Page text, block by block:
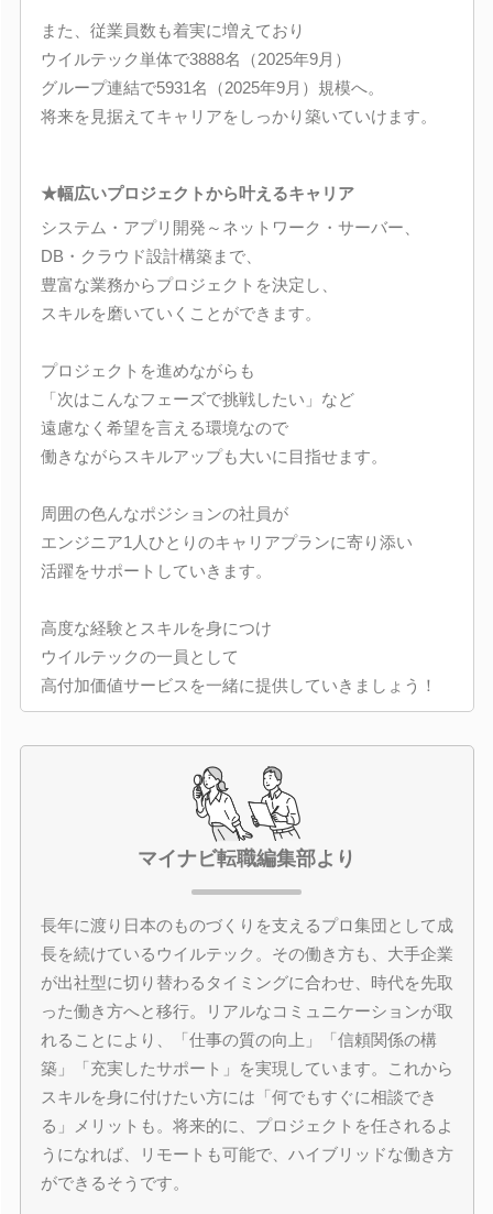
また、従業員数も着実に増えており
ウイルテック単体で3888名（2025年9月）
グループ連結で5931名（2025年9月）規模へ。
将来を見据えてキャリアをしっかり築いていけます。
★幅広いプロジェクトから叶えるキャリア
システム・アプリ開発～ネットワーク・サーバー、
DB・クラウド設計構築まで、
豊富な業務からプロジェクトを決定し、
スキルを磨いていくことができます。
プロジェクトを進めながらも
「次はこんなフェーズで挑戦したい」など
遠慮なく希望を言える環境なので
働きながらスキルアップも大いに目指せます。
周囲の色んなポジションの社員が
エンジニア1人ひとりのキャリアプランに寄り添い
活躍をサポートしていきます。
高度な経験とスキルを身につけ
ウイルテックの一員として
高付加価値サービスを一緒に提供していきましょう！
マイナビ転職編集部より
長年に渡り日本のものづくりを支えるプロ集団として成
長を続けているウイルテック。その働き方も、大手企業
が出社型に切り替わるタイミングに合わせ、時代を先取
った働き方へと移行。リアルなコミュニケーションが取
れることにより、「仕事の質の向上」「信頼関係の構
築」「充実したサポート」を実現しています。これから
スキルを身に付けたい方には「何でもすぐに相談でき
る」メリットも。将来的に、プロジェクトを任されるよ
うになれば、リモートも可能で、ハイブリッドな働き方
ができるそうです。